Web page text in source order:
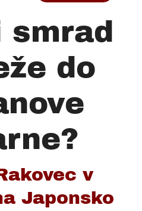
do
v
Japonsko